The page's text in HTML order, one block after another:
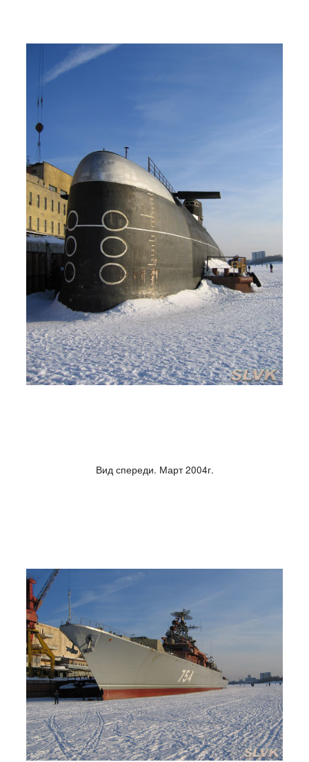
Вид спереди. Март 2004г.